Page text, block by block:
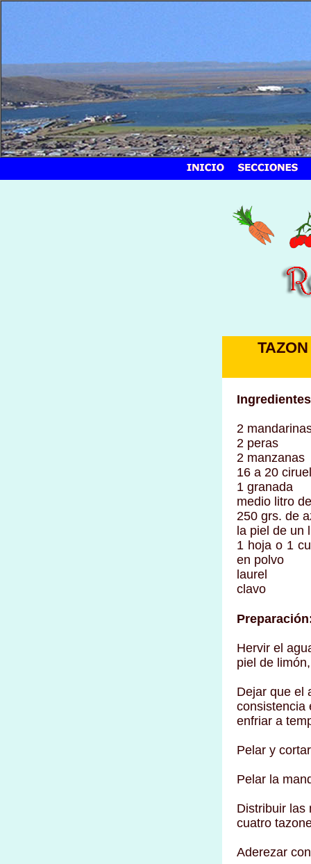
2
2 peras
2 manzanas
16 a 20
1 granada
medio litro
250 grs. de
la piel de un
1 hoja o 1
en polvo
laurel
clavo
Hervir el
piel de
Dejar que el
consistencia
enfriar a
Pelar y
Pelar la
Distribuir las
cuatro
Aderezar